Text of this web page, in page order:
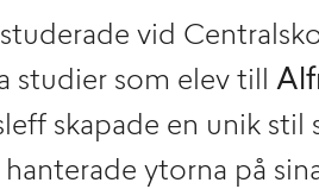
vid
studier som elev till
skapade en unik stil
ytorna på